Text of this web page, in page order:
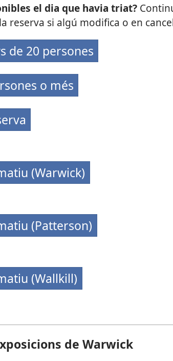
el dia que havia triat?
si algú modifica o en
de 20 persones
o més
(Warwick)
(Patterson)
(Wallkill)
de Warwick